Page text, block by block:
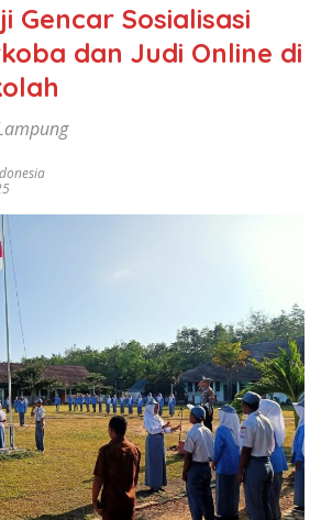
Gencar Sosialisasi
dan Judi Online di